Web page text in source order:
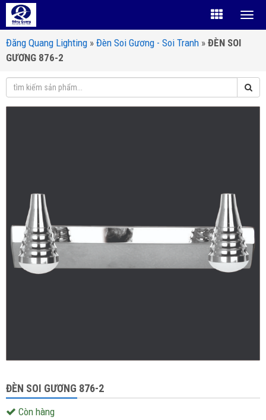
Đăng Quang Lighting » Đèn Soi Gương - Soi Tranh » ĐÈN SOI
GƯƠNG 876-2
ĐÈN SOI GƯƠNG 876-2
Còn hàng